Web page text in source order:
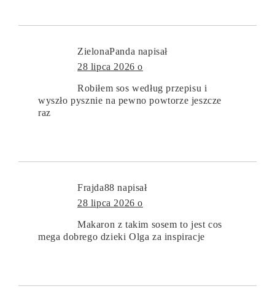
ZielonaPanda napisał
28 lipca 2026 o
Robiłem sos według przepisu i
wyszło pysznie na pewno powtorze jeszcze
raz
Frajda88 napisał
28 lipca 2026 o
Makaron z takim sosem to jest cos
mega dobrego dzieki Olga za inspiracje